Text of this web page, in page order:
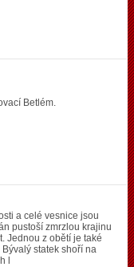
Betlém.
a celé vesnice jsou
pustoší zmrzlou krajinu
Jednou z obětí je také
statek shoří na
l